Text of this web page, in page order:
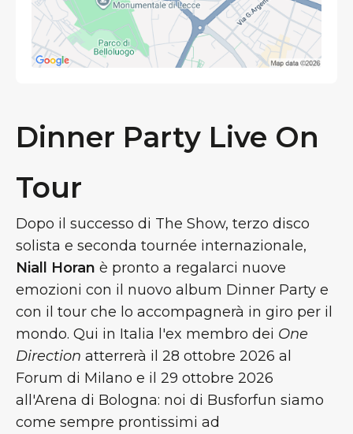
Dinner Party Live On
Tour
Dopo il successo di The Show, terzo disco
solista e seconda tournée internazionale,
Niall Horan è pronto a regalarci nuove
emozioni con il nuovo album Dinner Party e
con il tour che lo accompagnerà in giro per il
mondo. Qui in Italia l'ex membro dei One
Direction atterrerà il 28 ottobre 2026 al
Forum di Milano e il 29 ottobre 2026
all'Arena di Bologna: noi di Busforfun siamo
come sempre prontissimi ad